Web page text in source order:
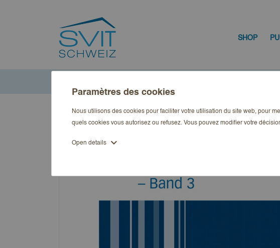
SHOP
Paramètres des cookies
Nous utilisons des cookies pour faciliter votre utilisation du site web, pour
quels cookies vous autorisez ou refusez. Vous pouvez modifier votre
Open details expand_more